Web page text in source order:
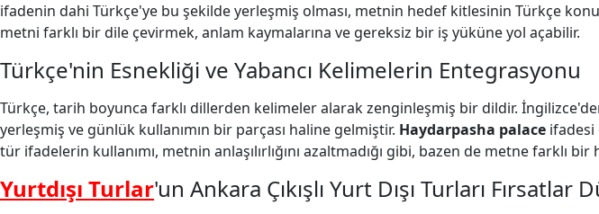
ifadenin dahi Türkçe'ye bu şekilde yerleşmiş olması, metnin hedef kitlesinin Türkçe
metni farklı bir dile çevirmek, anlam kaymalarına ve gereksiz bir iş yüküne yol açabilir.
Türkçe'nin Esnekliği ve Yabancı Kelimelerin Entegrasyonu
Türkçe, tarih boyunca farklı dillerden kelimeler alarak zenginleşmiş bir dildir.
yerleşmiş ve günlük kullanımın bir parçası haline gelmiştir. Haydarpasha palace
tür ifadelerin kullanımı, metnin anlaşılırlığını azaltmadığı gibi, bazen de metne farklı bir
Yurtdışı Turlar'un Ankara Çıkışlı Yurt Dışı Turları Fırsatlar